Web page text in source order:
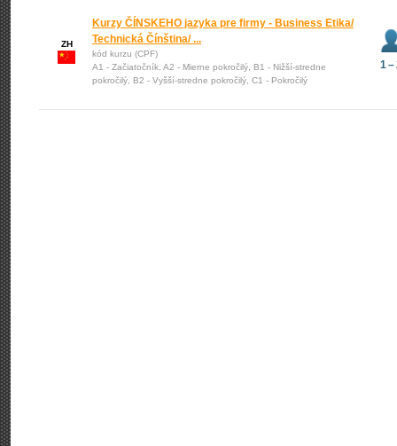
ZH
Kurzy ČÍNSKEHO jazyka pre firmy - Business Etika/
Technická Čínština/ ...
kód kurzu (CPF)
A1 - Začiatočník, A2 - Mierne pokročilý, B1 - Nižší-stredne
pokročilý, B2 - Vyšší-stredne pokročilý, C1 - Pokročilý
1 –